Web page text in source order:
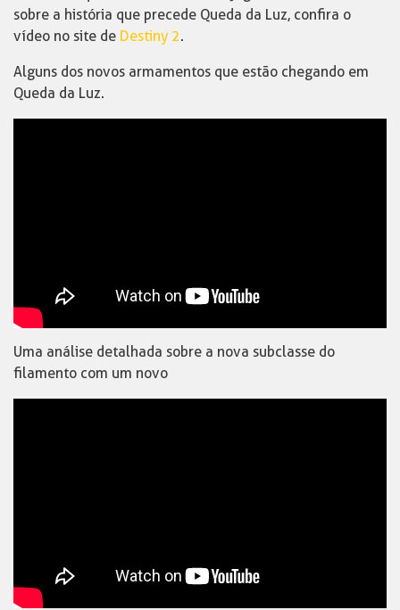
sobre a história que precede Queda da Luz, confira o
vídeo no site de Destiny 2.
Alguns dos novos armamentos que estão chegando em
Queda da Luz.
Uma análise detalhada sobre a nova subclasse do
filamento com um novo